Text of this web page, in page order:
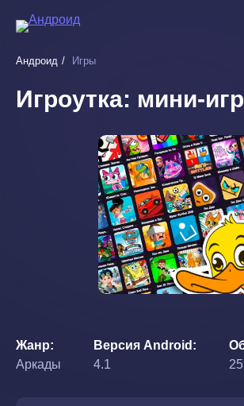
основному
Андроид Игры
Игроутка: мини-
Жанр
Аркады
Версия Android
4.1